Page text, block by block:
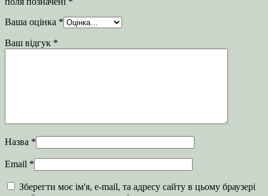
Ваша оцінка *
Ваш відгук *
Назва *
Email *
Зберегти моє ім'я, e-mail, та адресу сайту в цьому браузері